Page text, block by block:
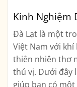
Kinh Nghiệm
Đà Lạt là một
Việt Nam với
thiên nhiên thơ
thú vị. Dưới đây
giúp bạn có